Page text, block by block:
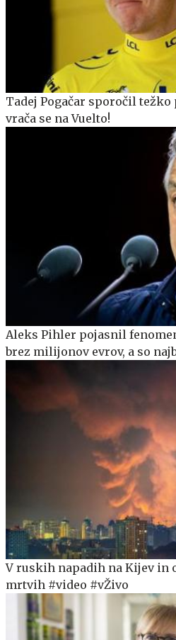
Tadej Pogačar sporočil
vrača se na Vuelto!
Aleks Pihler pojasnil
brez milijonov evrov, a so
V ruskih napadih na Kijev in
mrtvih #video #vŽivo